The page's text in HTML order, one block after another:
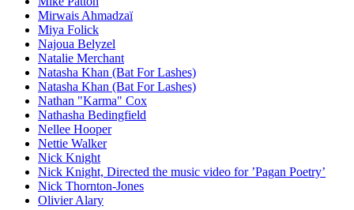
Mirwais Ahmadzaï
Miya Folick
Najoua Belyzel
Natalie Merchant
Natasha Khan (Bat For Lashes)
Natasha Khan (Bat For Lashes)
Nathan "Karma" Cox
Nathasha Bedingfield
Nellee Hooper
Nettie Walker
Nick Knight
Nick Knight, Directed the music video for ’Pagan Poetry’
Nick Thornton-Jones
Olivier Alary